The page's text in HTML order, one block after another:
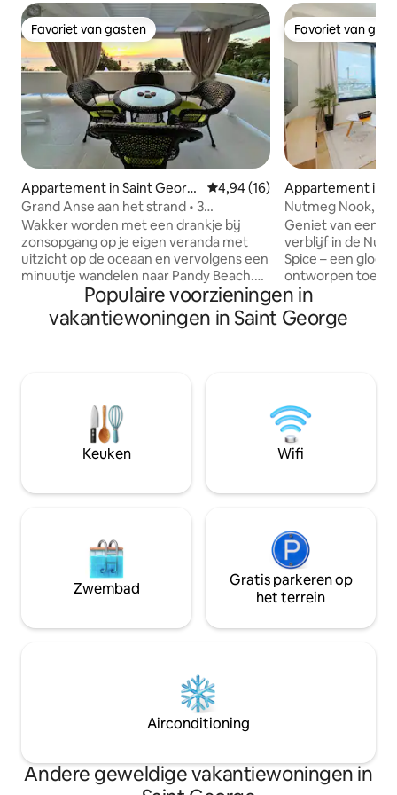
Favoriet van gasten
Favoriet van gasten
Appartement in Saint Georg
e's
Gemiddelde beoordeling van
4,94 (16)
Grand Anse aan het strand • 3
slaapkamers • airconditioning
Wakker worden met een drankje bij
zonsopgang op je eigen veranda met
uitzicht op de oceaan en vervolgens een
minuutje wandelen naar Pandy Beach.
Dit appartement aan het strand in Grand
Anse heeft 3 slaapkamers, 2 badkamers,
airconditioning in elke slaapkamer, een
werkdagen en in het weekend, wat
bijdraagt aan de levendige sfeer van de
omgeving. Perfect voor gezinnen,
koppels of vrienden die op zoek zijn
van Grenada.
Favoriet van
Favoriet van
Appartement in
Nutmeg Nook,
slaapkamer |
Geniet van een
verblijf in de
Spice – een
ontworpen
slaapkamer in het
Deze woning
levendige
allemaal op
afstand. Dit stijlvolle toevl is perfect
ideale
Populaire voorzieningen in
vakantiewoningen in Saint George
Keuken Wifi
Zwembad
Gratis parkeren op
het terrein
Airconditioning
Andere geweldige vakantiewoningen in